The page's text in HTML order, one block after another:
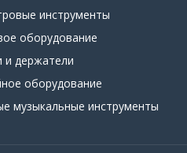
инструменты
оборудование
и держатели
оборудование
музыкальные инструменты